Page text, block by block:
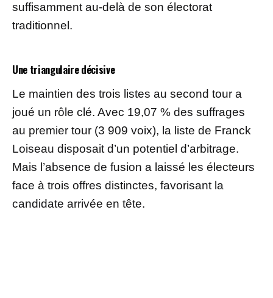
suffisamment au-delà de son électorat
traditionnel.
Une triangulaire décisive
Le maintien des trois listes au second tour a
joué un rôle clé. Avec 19,07 % des suffrages
au premier tour (3 909 voix), la liste de Franck
Loiseau disposait d’un potentiel d’arbitrage.
Mais l’absence de fusion a laissé les électeurs
face à trois offres distinctes, favorisant la
candidate arrivée en tête.